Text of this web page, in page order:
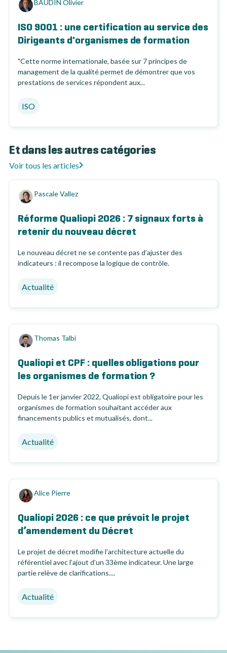
BAUDIN Olivier
ISO 9001 : une certification au service des
Dirigeants d'organismes de formation
"Cette norme internationale, basée sur 7 principes de
management de la qualité permet de démontrer que vos
prestations de services répondent aux...
ISO
Et dans les autres catégories
Voir tous les articles
Pascale Vallez
Réforme Qualiopi 2026 : 7 signaux forts à
retenir du nouveau décret
Le nouveau décret ne se contente pas d’ajuster des
indicateurs : il recompose la logique de contrôle.
Actualité
Thomas Talbi
Qualiopi et CPF : quelles obligations pour
les organismes de formation ?
Depuis le 1er janvier 2022, Qualiopi est obligatoire pour les
organismes de formation souhaitant accéder aux
financements publics et mutualisés, dont...
Actualité
Alice Pierre
Qualiopi 2026 : ce que prévoit le projet
d’amendement du Décret
Le projet de décret modifie l’architecture actuelle du
référentiel avec l’ajout d’un 33ème indicateur. Une large
partie relève de clarifications....
Actualité